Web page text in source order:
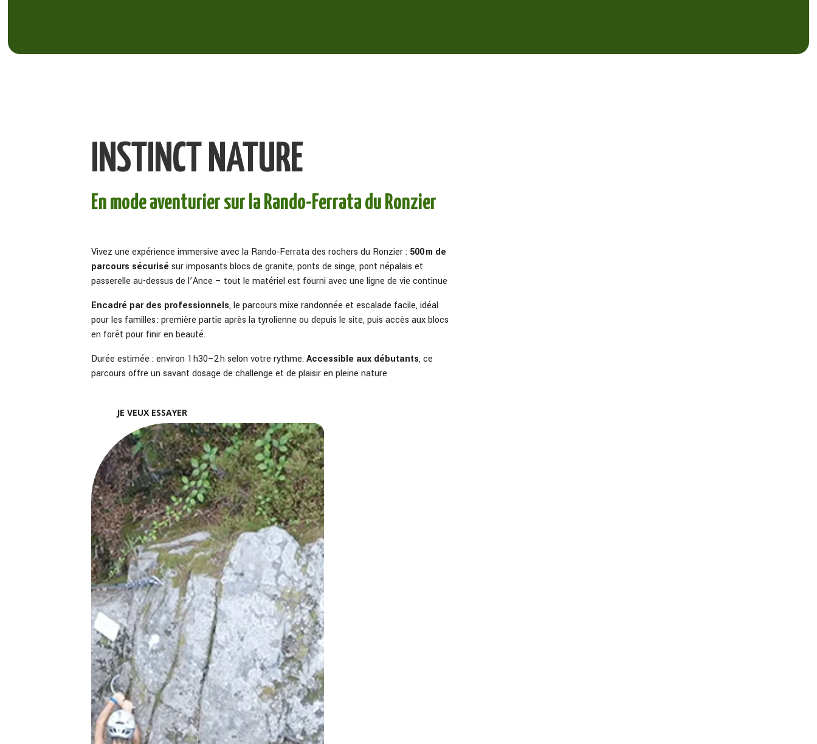
INSTINCT NATURE
En mode aventurier sur la Rando-Ferrata du Ronzier
Vivez une expérience immersive avec la Rando‑Ferrata des rochers du Ronzier :500 m de
parcours sécurisé sur imposants blocs de granite, ponts de singe, pont népalais et
passerelle au-dessus de l’Ance – tout le matériel est fourni avec une ligne de vie continue
Encadré par des professionnels, le parcours mixe randonnée et escalade facile, idéal
pour les familles : première partie après la tyrolienne ou depuis le site, puis accès aux blocs
en forêt pour finir en beauté.
Durée estimée : environ 1 h30–2 h selon votre rythme.Accessible aux débutants, ce
parcours offre un savant dosage de challenge et de plaisir en pleine nature
JE VEUX ESSAYER